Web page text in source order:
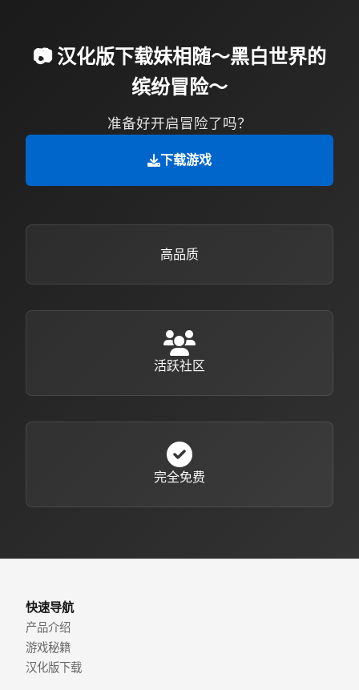
📷 汉化版下载妹相随～黑白世界的
缤纷冒险～
准备好开启冒险了吗？
下载游戏
高品质
活跃社区
完全免费
快速导航
产品介绍
游戏秘籍
汉化版下载